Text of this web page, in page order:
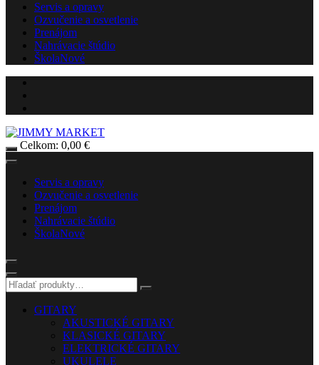
Servis a opravy
Ozvučenie a osvetlenie
Prenájom
Nahrávacie štúdio
ŠkolaNové
Celkom: 0,00 €
Servis a opravy
Ozvučenie a osvetlenie
Prenájom
Nahrávacie štúdio
ŠkolaNové
GITARY
AKUSTICKÉ GITARY
KLASICKÉ GITARY
ELEKTRICKÉ GITARY
UKULELE